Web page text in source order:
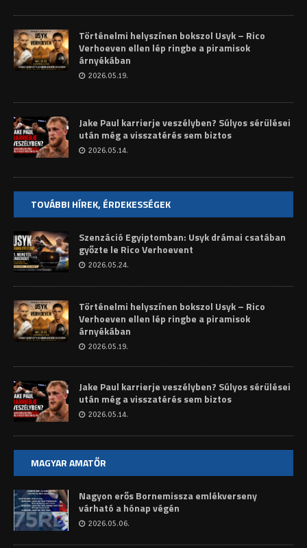
Történelmi helyszínen bokszol Usyk – Rico
Verhoeven ellen lép ringbe a piramisok
árnyékában
2026.05.19.
Jake Paul karrierje veszélyben? Súlyos sérülései
után még a visszatérés sem biztos
2026.05.14.
TOVÁBBI HÍREK, ÉRDEKESSÉGEK
Szenzáció Egyiptomban: Usyk drámai csatában
győzte le Rico Verhoevent
2026.05.24.
Történelmi helyszínen bokszol Usyk – Rico
Verhoeven ellen lép ringbe a piramisok
árnyékában
2026.05.19.
Jake Paul karrierje veszélyben? Súlyos sérülései
után még a visszatérés sem biztos
2026.05.14.
MAGYAR AMATŐR
Nagyon erős Bornemissza emlékverseny
várható a hónap végén
2026.05.06.